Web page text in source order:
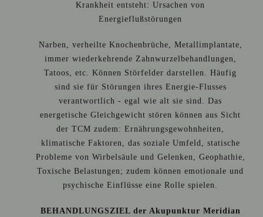
Krankheit entsteht: Ursachen von
Energieflußstörungen
Narben, verheilte Knochenbrüche, Metallimplantate,
immer wiederkehrende Zahnwurzelbehandlungen,
Tatoos, etc. Können Störfelder darstellen. Häufig
sind sie für Störungen ihres Energie-Flusses
verantwortlich - egal wie alt sie sind. Das
energetische Gleichgewicht stören können aus Sicht
der TCM zudem: Ernährungsgewohnheiten,
klimatische Faktoren, das soziale Umfeld, statische
Probleme von Wirbelsäule und Gelenken, Geophathie,
Toxische Belastungen; zudem können emotionale und
psychische Einflüsse eine Rolle spielen.
BEHANDLUNGSZIEL der Akupunktur Meridian